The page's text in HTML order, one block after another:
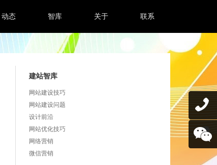
动态 智库 关于 联系
建站智库
网站建设技巧
网站建设问题
设计前沿
网站优化技巧
网络营销
微信营销